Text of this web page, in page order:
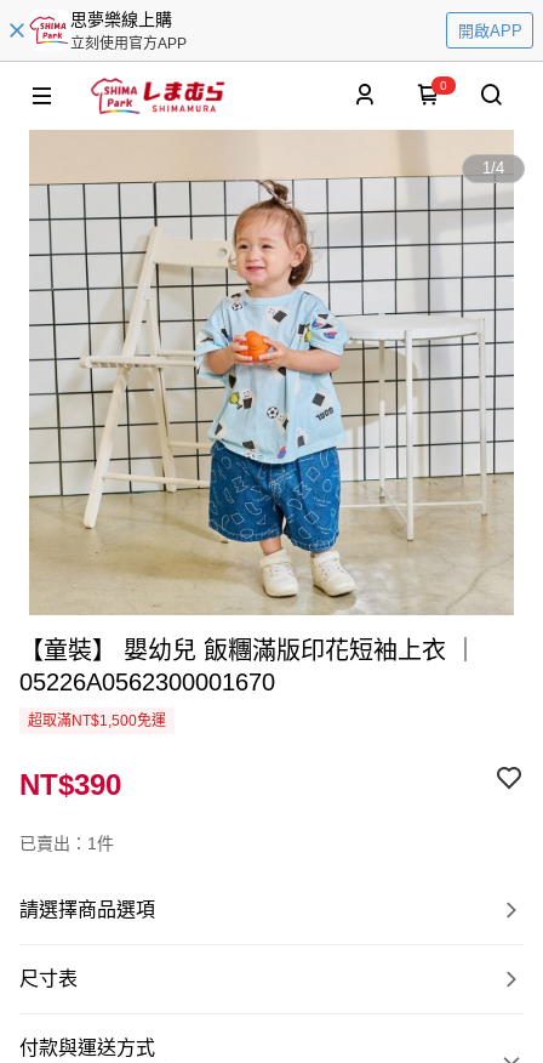
思夢樂線上購
立刻使用官方APP
開啟APP
0
1/4
【童裝】 嬰幼兒 飯糰滿版印花短袖上衣 ｜
05226A0562300001670
超取滿NT$1,500免運
NT$390
已賣出：1件
請選擇商品選項
尺寸表
付款與運送方式